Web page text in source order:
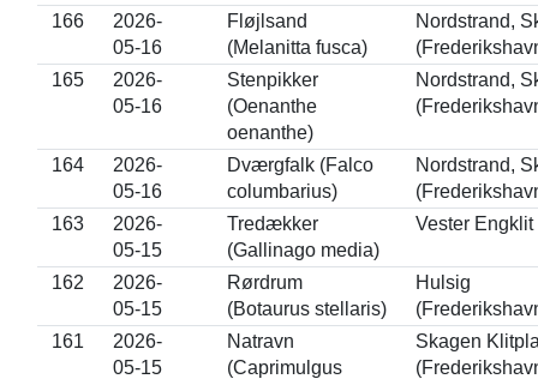
166
2026-
05-16
Fløjlsand
(Melanitta fusca)
Nordstrand,
165
2026-
05-16
Stenpikker
(Oenanthe
oenanthe)
Nordstrand,
164
2026-
05-16
Dværgfalk (Falco
columbarius)
Nordstrand,
163
2026-
05-15
Tredækker
(Gallinago media)
Vester Engklit
162
2026-
05-15
Rørdrum
(Botaurus stellaris)
Hulsig
161
2026-
05-15
Natravn
(Caprimulgus
Skagen